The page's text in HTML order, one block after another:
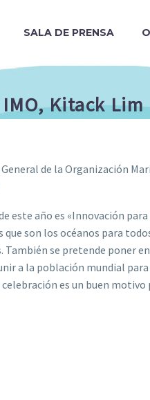
SALA DE PRENSA
Kitack Lim
de la Organización
este año es «Innovación
son los océanos para
También se pretende poner
a la población mundial
es un buen